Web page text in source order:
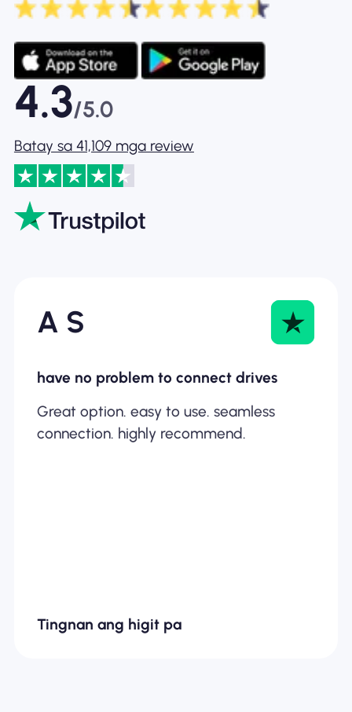
4.3/5.0
Batay sa 41,109 mga review
A S
have no problem to connect drives
Great option. easy to use. seamless
connection. highly recommend.
Tingnan ang higit pa